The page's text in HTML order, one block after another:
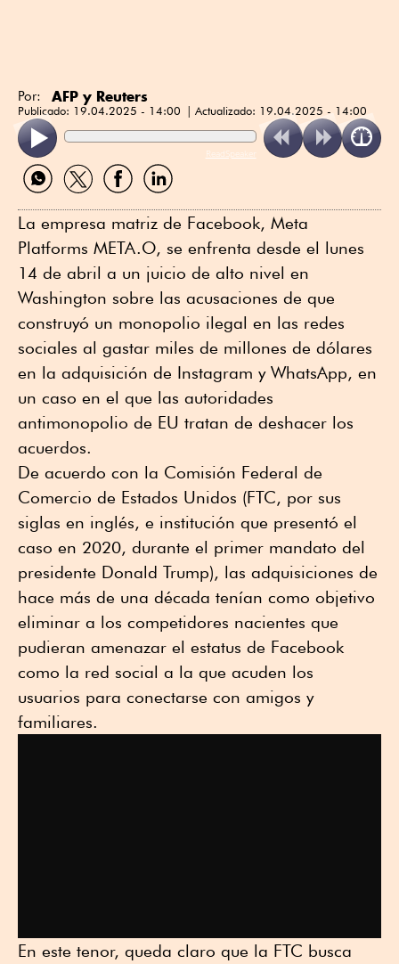
Por: AFP y Reuters
Publicado: 19.04.2025 - 14:00 Actualizado: 19.04.2025 - 14:00
ReadSpeaker
Compartir
por
Compartir
por
Compartir
por
Compartir
por
La empresa matriz de Facebook, Meta
Platforms META.O, se enfrenta desde el lunes
14 de abril a un juicio de alto nivel en
Washington sobre las acusaciones de que
construyó un monopolio ilegal en las redes
sociales al gastar miles de millones de dólares
en la adquisición de Instagram y WhatsApp, en
un caso en el que las autoridades
antimonopolio de EU tratan de deshacer los
acuerdos.
De acuerdo con la Comisión Federal de
Comercio de Estados Unidos (FTC, por sus
siglas en inglés, e institución que presentó el
caso en 2020, durante el primer mandato del
presidente Donald Trump), las adquisiciones de
hace más de una década tenían como objetivo
eliminar a los competidores nacientes que
pudieran amenazar el estatus de Facebook
como la red social a la que acuden los
usuarios para conectarse con amigos y
familiares.
En este tenor, queda claro que la FTC busca